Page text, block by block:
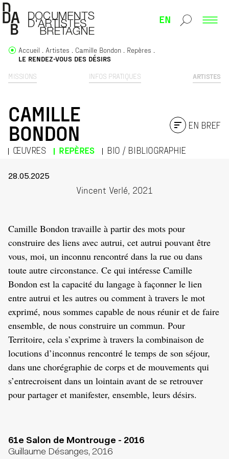
EN
MISSIONS INFOS PRATIQUES ARTISTES
Accueil Artistes Camille Bondon
Repères
LE RENDEZ-VOUS DES DÉSIRS
CAMILLE
BONDON
ŒUVRES REPÈRES BIO / BIBLIOGRAPHIE
EN BREF
28.05.2025
Vincent Verlé, 2021
Camille Bondon travaille à partir des mots pour
construire des liens avec autrui, cet autrui pouvant être
vous, moi, un inconnu rencontré dans la rue ou dans
toute autre circonstance. Ce qui intéresse Camille
Bondon est la capacité du langage à façonner le lien
entre autrui et les autres ou comment à travers le mot
exprimé, nous sommes capable de nous réunir et de faire
ensemble, de nous construire un commun. Pour
Territoire, cela s’exprime à travers la combinaison de
locutions d’inconnus rencontré le temps de son séjour,
dans une chorégraphie de corps et de mouvements qui
s’entrecroisent dans un lointain avant de se retrouver
pour partager et manifester, ensemble, leurs désirs.
61e Salon de Montrouge - 2016
Guillaume Désanges, 2016